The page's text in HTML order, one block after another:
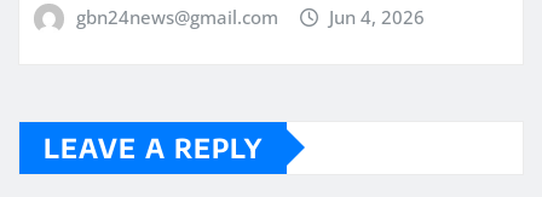
gbn24news@gmail.com Jun 4, 2026
LEAVE A REPLY